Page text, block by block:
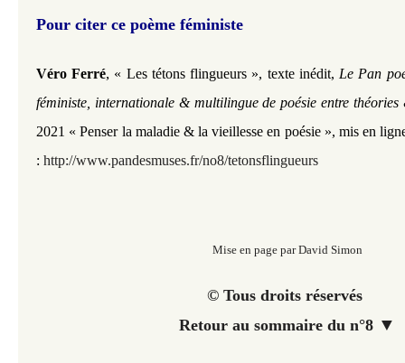
Pour citer ce poème féministe
Véro Ferré, « Les tétons flingueurs », texte inédit, Le Pan
féministe, internationale & multilingue de poésie entre théories
2021 « Penser la maladie & la vieillesse en poésie », mis en
: http://www.pandesmuses.fr/no8/tetonsflingueurs
Mise en page par David Simon
© Tous droits réservés
Retour au sommaire du n°8 ▼